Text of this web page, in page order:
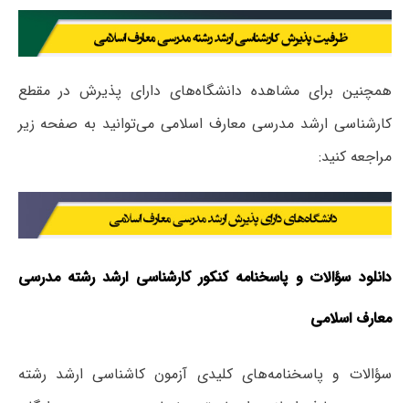
همچنین برای مشاهده دانشگاه‌های دارای پذیرش در مقطع
کارشناسی ارشد مدرسی معارف اسلامی می‌توانید به صفحه زیر
مراجعه کنید:
دانلود سؤالات و پاسخنامه کنکور کارشناسی ارشد رشته مدرسی
معارف اسلامی
سؤالات و پاسخنامه‌های کلیدی آزمون کاشناسی ارشد رشته